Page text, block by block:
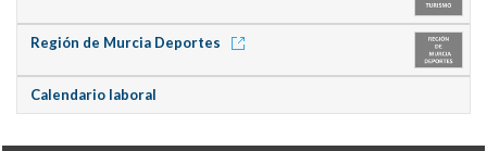
Región de Murcia Deportes
Calendario laboral